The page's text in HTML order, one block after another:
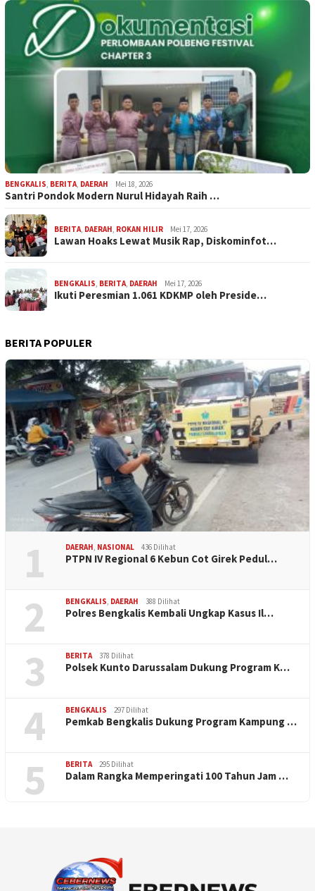
BENGKALIS BERITA DAERAH Mei 18, 2026
Santri Pondok Modern Nurul Hidayah Raih …
BERITA DAERAH ROKAN HILIR Mei 17, 2026
Lawan Hoaks Lewat Musik Rap, Diskominfot…
BENGKALIS BERITA DAERAH Mei 17, 2026
Ikuti Peresmian 1.061 KDKMP oleh Preside…
BERITA POPULER
1 DAERAH, NASIONAL 436 Dilihat
PTPN IV Regional 6 Kebun Cot Girek Pedul…
2 BENGKALIS, DAERAH 388 Dilihat
Polres Bengkalis Kembali Ungkap Kasus Il…
3 BERITA 378 Dilihat
Polsek Kunto Darussalam Dukung Program K…
4 BENGKALIS 297 Dilihat
Pemkab Bengkalis Dukung Program Kampung …
5 BERITA 295 Dilihat
Dalam Rangka Memperingati 100 Tahun Jam …